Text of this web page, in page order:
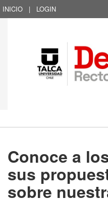
INICIO | LOGIN
Conoce a
sus
sobre